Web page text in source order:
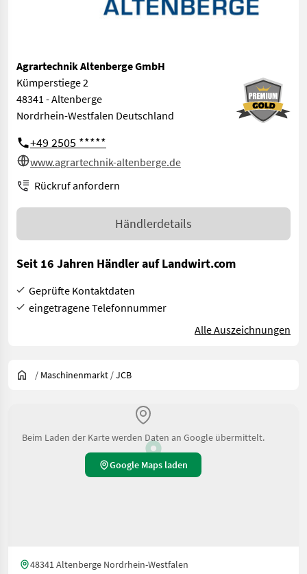
Agrartechnik Altenberge GmbH
Kümperstiege 2
48341 - Altenberge
Nordrhein-Westfalen Deutschland
+49 2505 *****
www.agrartechnik-altenberge.de
Rückruf anfordern
Händlerdetails
Seit 16 Jahren Händler auf Landwirt.com
Geprüfte Kontaktdaten
eingetragene Telefonnummer
Alle Auszeichnungen
/ Maschinenmarkt /JCB
Beim Laden der Karte werden Daten an Google übermittelt.
Google Maps laden
48341 Altenberge Nordrhein-Westfalen